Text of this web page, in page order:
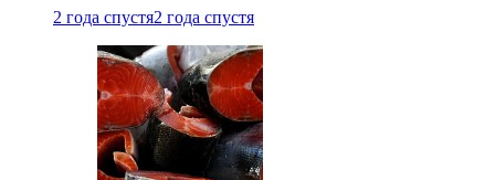
2 года спустя2 года спустя